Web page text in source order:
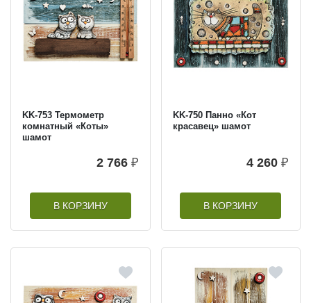
KK-753 Термометр
комнатный «Коты»
шамот
2 766 ₽
В КОРЗИНУ
KK-750 Панно «Кот
красавец» шамот
4 260 ₽
В КОРЗИНУ